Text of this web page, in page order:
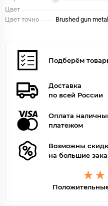
Цвет
Цвет точно
Brushed gun
Подберём
Доставка
по всей России
Оплата
платежом
Возможны
на большие